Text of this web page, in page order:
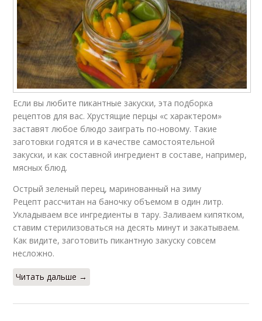
Если вы любите пикантные закуски, эта подборка
рецептов для вас. Хрустящие перцы «с характером»
заставят любое блюдо заиграть по-новому. Такие
заготовки годятся и в качестве самостоятельной
закуски, и как составной ингредиент в составе, например,
мясных блюд.
Острый зеленый перец, маринованный на зиму
Рецепт рассчитан на баночку объемом в один литр.
Укладываем все ингредиенты в тару. Заливаем кипятком,
ставим стерилизоваться на десять минут и закатываем.
Как видите, заготовить пикантную закуску совсем
несложно.
Читать дальше →